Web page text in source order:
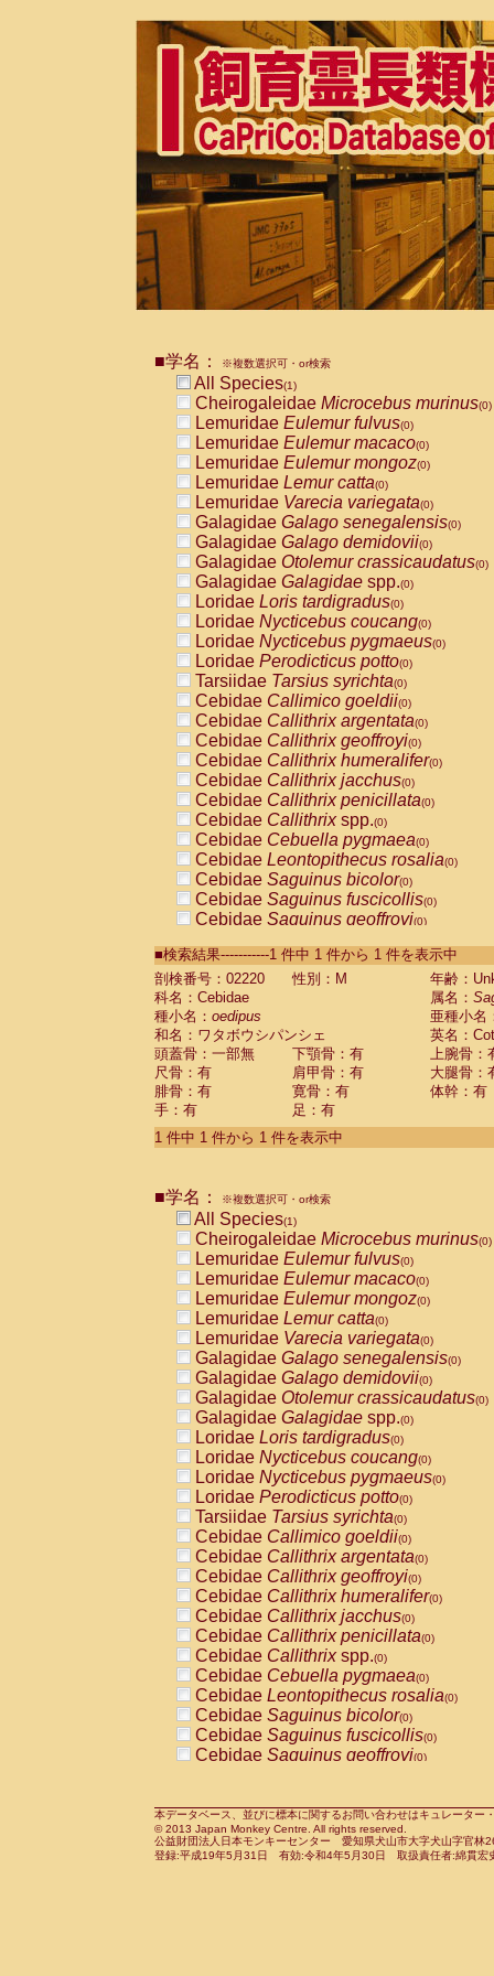
■学名： ※複数選択可・or検索
All Species(1)
Cheirogaleidae Microcebus murinus(0)
Lemuridae Eulemur fulvus(0)
Lemuridae Eulemur macaco(0)
Lemuridae Eulemur mongoz(0)
Lemuridae Lemur catta(0)
Lemuridae Varecia variegata(0)
Galagidae Galago senegalensis(0)
Galagidae Galago demidovii(0)
Galagidae Otolemur crassicaudatus(0)
Galagidae Galagidae spp.(0)
Loridae Loris tardigradus(0)
Loridae Nycticebus coucang(0)
Loridae Nycticebus pygmaeus(0)
Loridae Perodicticus potto(0)
Tarsiidae Tarsius syrichta(0)
Cebidae Callimico goeldii(0)
Cebidae Callithrix argentata(0)
Cebidae Callithrix geoffroyi(0)
Cebidae Callithrix humeralifer(0)
Cebidae Callithrix jacchus(0)
Cebidae Callithrix penicillata(0)
Cebidae Callithrixspp.(0)
Cebidae Cebuella pygmaea(0)
Cebidae Leontopithecus rosalia(0)
Cebidae Saguinus bicolor(0)
Cebidae Saguinus fuscicollis(0)
Cebidae Saguinus geoffroyi(0)
CebidaeSaguinus labiatus(0)
Cebidae Saguinus leucopus (0)
Cebidae
Cebidae
CebidaeSaguinus nigricollis (0)
Cebidae Saguinus oedipus
Cebidae Saguinus weddelli
Cebidae Saguinusspp.
Cebidae Aotus trivirgatus
Cebidae Cebus albifrons
CebidaeCebus nigrivittatus
CebidaeCebus
CebidaeSaimiri boliviensis(0)
CebidaeSaimiri sciureus(0)
AtelidaeAlouatta caraya(0)
AtelidaeAlouatta fusca(0)
AtelidaeAlouatta seniculus
AtelidaeAlouattaspp.(0)
AtelidaeAteles belzebuth(0)
AtelidaeAteles geoffroyi(0)
AtelidaeAteles paniscus(0)
AtelidaeAtelesspp.(0)
Atelidae Lagothrix lagothricha
AtelidaeLagothrix lagothricha cana
PitheciidaeCacajao calvus
PitheciidaeCallicebus cupreus
PitheciidaeCallicebus donacophilus
PitheciidaeCallicebus moloch
PitheciidaeCallicebus torquatus
PitheciidaeCallicebusspp.(0)
PitheciidaeChiropotes satanas(0)
PitheciidaePithecia monachus
PitheciidaePithecia pithecia(0)
CercopithecidaeCercocebus agilis
CercopithecidaeCercocebus
CercopithecidaeCercocebus
CercopithecidaeCercocebus
CercopithecidaeCercocebus
CercopithecidaeCercocebushybrid
CercopithecidaePapio anubis(0)
CercopithecidaePapio cynocephalus
CercopithecidaePapio hamadryas(0)
■検索結果-----------1 件中 1 件から 1 件を表示中
剖検番号：02220
性別：M
年齢：
科名：Cebidae
属名：
種小名： oedipus
亜種小名
和名：ワタボウシパンシェ
英名：
頭蓋骨：一部無
下顎骨：有
上腕骨：
尺骨：有
肩甲骨：有
大腿骨：
腓骨：有
寛骨：有
体幹：有
手：有
足：有
1 件中 1 件から 1 件を表示中
■学名： ※複数選択可・or検索
All Species(1)
Cheirogaleidae Microcebus murinus(0)
Lemuridae Eulemur fulvus(0)
Lemuridae Eulemur macaco(0)
Lemuridae Eulemur mongoz(0)
Lemuridae Lemur catta(0)
Lemuridae Varecia variegata(0)
Galagidae Galago senegalensis(0)
Galagidae Galago demidovii(0)
Galagidae Otolemur crassicaudatus(0)
Galagidae Galagidae spp.(0)
Loridae Loris tardigradus(0)
Loridae Nycticebus coucang(0)
Loridae Nycticebus pygmaeus(0)
Loridae Perodicticus potto(0)
Tarsiidae Tarsius syrichta(0)
Cebidae Callimico goeldii(0)
Cebidae Callithrix argentata(0)
Cebidae Callithrix geoffroyi(0)
Cebidae Callithrix humeralifer(0)
Cebidae Callithrix jacchus(0)
Cebidae Callithrix penicillata(0)
Cebidae Callithrixspp.(0)
Cebidae Cebuella pygmaea(0)
Cebidae Leontopithecus rosalia(0)
Cebidae Saguinus bicolor(0)
Cebidae Saguinus fuscicollis(0)
Cebidae Saguinus geoffroyi(0)
CebidaeSaguinus leucopus(0)
CebidaeSaguinus midas(0)
Cebidae Saguinus mystax(0)
本データベース、並びに標本に関するお問い合わせはキュレータ
© 2013 Japan Monkey Centre. All rights reserved.
公益財団法人日本モンキーセンター 愛知県犬山市大字犬山字官
登録:平成19年5月31日 有効:令和4年5月30日 取扱責任者:綿貫宏